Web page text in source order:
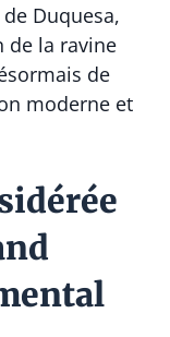
Duquesa,
de la ravine
de
moderne et